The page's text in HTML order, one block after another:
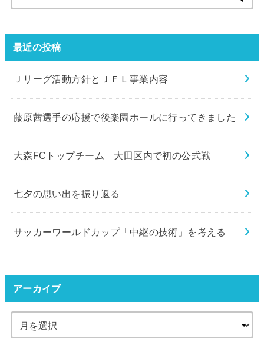
索:
最近の投稿
Ｊリーグ活動方針とＪＦＬ事業内容
藤原茜選手の応援で後楽園ホールに行ってきました
大森FCトップチーム 大田区内で初の公式戦
七夕の思い出を振り返る
サッカーワールドカップ「中継の技術」を考える
アーカイブ